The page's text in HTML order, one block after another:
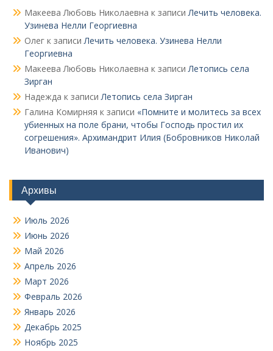
Макеева Любовь Николаевна к записиЛечить человека.
Узинева Нелли Георгиевна
Олег к записиЛечить человека. Узинева Нелли
Георгиевна
Макеева Любовь Николаевна к записиЛетопись села
Зирган
Надежда к записиЛетопись села Зирган
Галина Комирняя к записи «Помните и молитесь за всех
убиенных на поле брани, чтобы Господь простил их
согрешения». Архимандрит Илия (Бобровников Николай
Иванович)
Архивы
Июль 2026
Июнь 2026
Май 2026
Апрель 2026
Март 2026
Февраль 2026
Январь 2026
Декабрь 2025
Ноябрь 2025